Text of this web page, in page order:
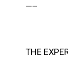
—–
THE